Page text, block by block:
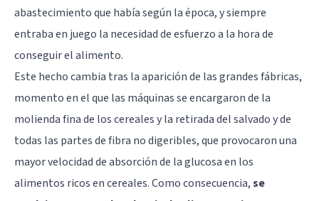
abastecimiento que había según la época, y siempre
entraba en juego la necesidad de esfuerzo a la hora de
conseguir el alimento.
Este hecho cambia tras la aparición de las grandes fábricas,
momento en el que las máquinas se encargaron de la
molienda fina de los cereales y la retirada del salvado y de
todas las partes de fibra no digeribles, que provocaron una
mayor velocidad de absorción de la glucosa en los
alimentos ricos en cereales. Como consecuencia,se